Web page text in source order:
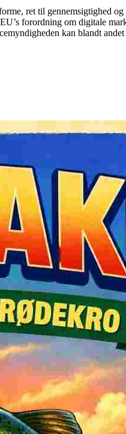
ret til gennemsigtighed
forordning om digitale
kan blandt